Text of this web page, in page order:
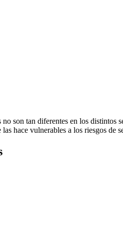
son tan diferentes en los
hace vulnerables a los riesgos de